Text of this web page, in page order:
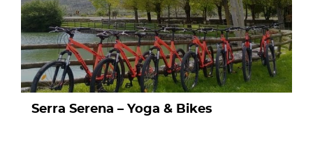
Serra Serena – Yoga & Bikes